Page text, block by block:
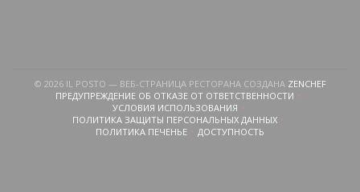
в новом окне))
в новом окне))
© 2026 IL POSTO — ВЕБ-СТРАНИЦА РЕСТОРАНА СОЗДАНА ZENCHEF
ПРЕДУПРЕЖДЕНИЕ ОБ ОТКАЗЕ ОТ ОТВЕТСТВЕННОСТИ
((ОТКРЫВАЕТСЯ В НОВОМ ОКНЕ))
УСЛОВИЯ ИСПОЛЬЗОВАНИЯ((ОТКРЫВАЕТСЯ В НОВОМ ОКНЕ))
ПОЛИТИКА ЗАЩИТЫ ПЕРСОНАЛЬНЫХ ДАННЫХ
((ОТКРЫВАЕТСЯ В НОВОМ ОКНЕ))
ПОЛИТИКА ПЕЧЕНЬЕ((ОТКРЫВАЕТСЯ В НОВОМ ОКНЕ))
ДОСТУПНОСТЬ((ОТКРЫВАЕТСЯ В НОВОМ